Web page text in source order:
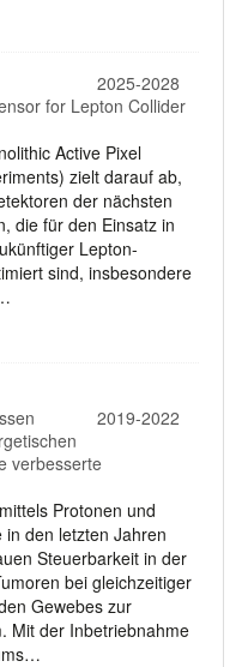
2025-2028
for Lepton Collider
Active Pixel
zielt darauf ab,
der nächsten
die für den Einsatz in
Lepton-
sind, insbesondere
2019-2022
verbesserte
Protonen und
den letzten Jahren
Steuerbarkeit in der
bei gleichzeitiger
Gewebes zur
Mit der Inbetriebnahme